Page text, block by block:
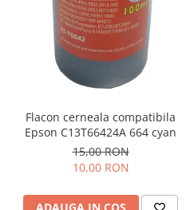
Flacon cerneala compatibila
Epson C13T66424A 664 cyan
15,00 RON
10,00 RON